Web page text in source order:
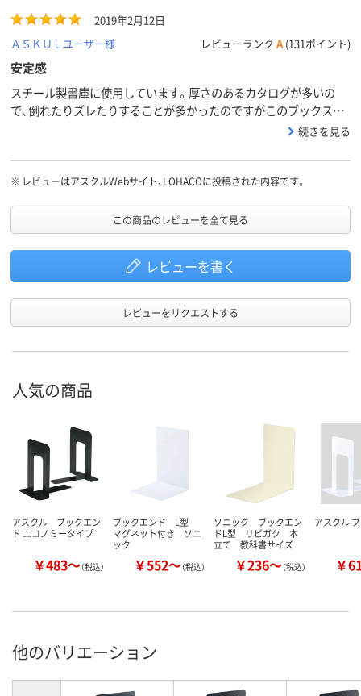
2019年2月12日
ＡＳＫＵＬユーザー様
レビューランク A (131ポイント)
安定感
スチール製書庫に使用しています。厚さのあるカタログが多いの
で、倒れたりズレたりすることが多かったのですがこのブックスタ
続きを見る
※ レビューはアスクルWebサイト、LOHACOに投稿された内容です。
この商品のレビューを全て見る
レビューを書く
レビューをリクエストする
人気の商品
アスクル ブックエン
ド エコノミータイプ
￥483～（税込）
ブックエンド L型
マグネット付き ソニ
ック
￥552～（税込）
ソニック ブックエン
ドL型 リビガク 本
立て 教科書サイズ
￥236～（税込）
アスクル
￥
他のバリエーション